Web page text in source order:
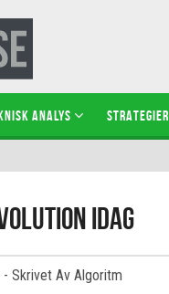
ANALYS STRATEGIER
idag
- Skrivet Av Algoritm